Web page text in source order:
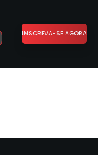
INSCREVA-SE AGORA